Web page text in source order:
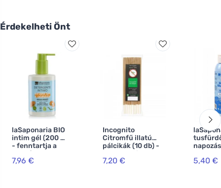
Érdekelheti Önt
laSaponaria BIO
intim gél (200 ml)
- fenntartja a
természetes ph
4,5-t.
7,96 €
Incognito
Citromfű illatú
pálcikák (10 db) -
nem szaglik a
nehéz
7,20 € 5,40 €